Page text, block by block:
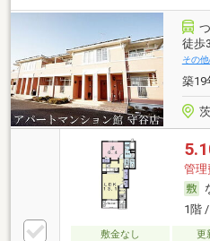
徒歩
その
築19
管理
1階
敷金なし 更